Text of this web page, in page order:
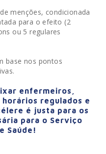
menções, condicionada
para o efeito (2
ou 5 regulares
base nos pontos
enfermeiros,
regulados e
é justa para os
para o Serviço
Saúde!